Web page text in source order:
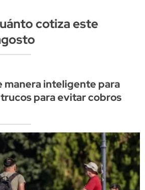
cotiza este
manera inteligente para
para evitar cobros